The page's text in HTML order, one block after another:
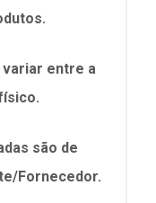
variar entre a
são de
Fornecedor.